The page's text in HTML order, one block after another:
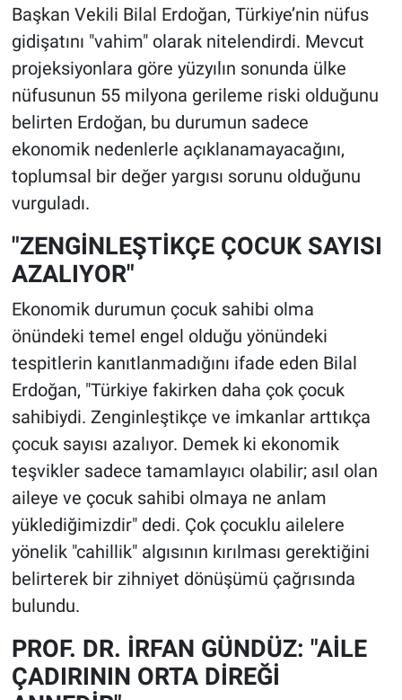
Başkan Vekili Bilal Erdoğan, Türkiye’nin nüfus
gidişatını "vahim" olarak nitelendirdi. Mevcut
projeksiyonlara göre yüzyılın sonunda ülke
nüfusunun 55 milyona gerileme riski olduğunu
belirten Erdoğan, bu durumun sadece
ekonomik nedenlerle açıklanamayacağını,
toplumsal bir değer yargısı sorunu olduğunu
vurguladı.
"ZENGİNLEŞTİKÇE ÇOCUK SAYISI
AZALIYOR"
Ekonomik durumun çocuk sahibi olma
önündeki temel engel olduğu yönündeki
tespitlerin kanıtlanmadığını ifade eden Bilal
Erdoğan, "Türkiye fakirken daha çok çocuk
sahibiydi. Zenginleştikçe ve imkanlar arttıkça
çocuk sayısı azalıyor. Demek ki ekonomik
teşvikler sadece tamamlayıcı olabilir; asıl olan
aileye ve çocuk sahibi olmaya ne anlam
yüklediğimizdir" dedi. Çok çocuklu ailelere
yönelik "cahillik" algısının kırılması gerektiğini
belirterek bir zihniyet dönüşümü çağrısında
bulundu.
PROF. DR. İRFAN GÜNDÜZ: "AİLE
ÇADIRININ ORTA DİREĞİ